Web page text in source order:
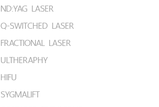
ND:YAG LASER
Q-SWITCHED LASER
FRACTIONAL LASER
ULTHERAPHY
HIFU
SYGMALIFT